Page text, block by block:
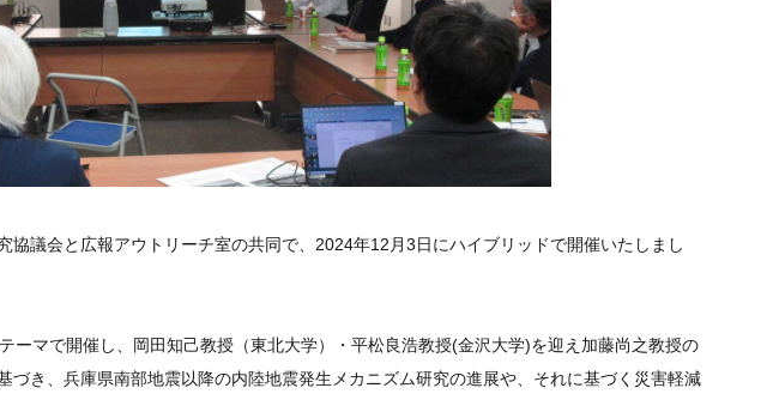
協議会と広報アウトリーチ室の共同で、2024年12月3日にハイブリッドで開催いたしまし
ーマで開催し、岡田知己教授（東北大学）・平松良浩教授(金沢大学)を迎え加藤尚之教授の
づき、兵庫県南部地震以降の内陸地震発生メカニズム研究の進展や、それに基づく災害軽減